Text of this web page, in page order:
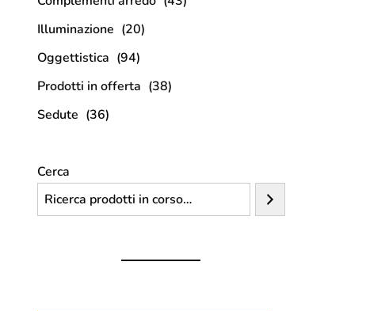
Illuminazione (20)
Oggettistica (94)
Prodotti in offerta (38)
Sedute (36)
Cerca